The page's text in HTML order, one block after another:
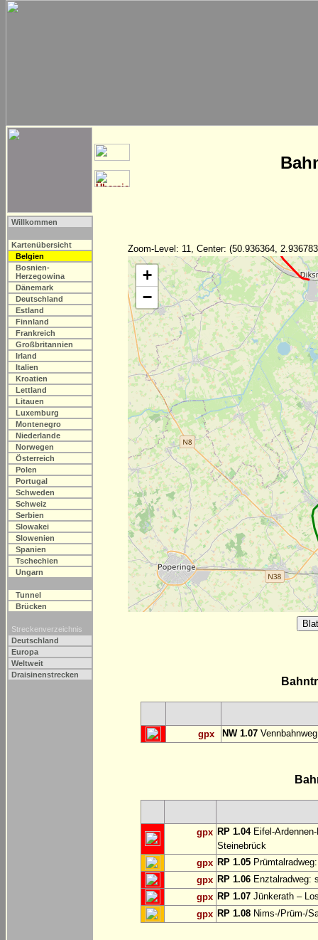
Willkommen
Kartenübersicht
Belgien
Bosnien-
Herzegowina
Dänemark
Deutschland
Estland
Finnland
Frankreich
Großbritannien
Irland
Italien
Kroatien
Lettland
Litauen
Luxemburg
Montenegro
Niederlande
Norwegen
Österreich
Polen
Portugal
Schweden
Schweiz
Serbien
Slowakei
Slowenien
Spanien
Tschechien
Ungarn
Tunnel
Brücken
Streckenverzeichnis
Deutschland
Europa
Weltweit
Draisinenstrecken
Zoom-Level: 11, Center: (50.936364,
+
−
gpx NW 1.07
gpx RP 1.04Eifel-
Steinebrück
gpx RP 1.05
gpx RP 1.06 Enztalradweg:
gpx RP 1.07 Jünkerath –
gpx RP 1.08 Nims-/Prüm-/